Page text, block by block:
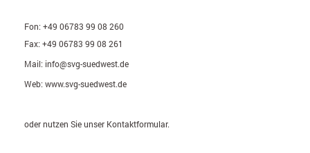
Fon: +49 06783 99 08 260
Fax: +49 06783 99 08 261
Mail: info@svg-suedwest.de
Web: www.svg-suedwest.de
oder nutzen Sie unser Kontaktformular.